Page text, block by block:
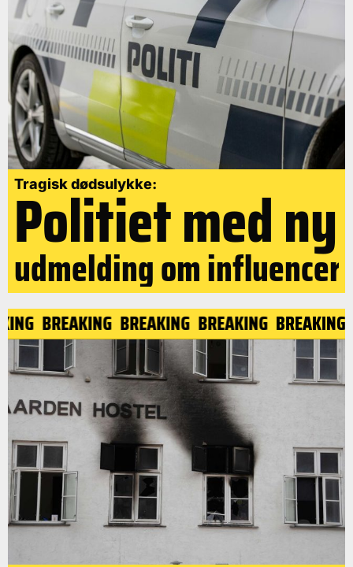
Tragisk dødsulykke:
Politiet med ny
udmelding om influencer
BREAKING BREAKING BREAKING BREAKING